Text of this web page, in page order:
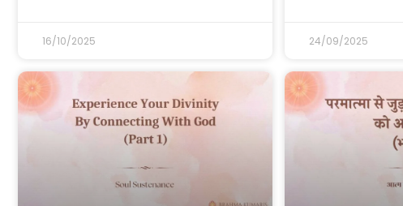
16/10/2025 24/09/2025